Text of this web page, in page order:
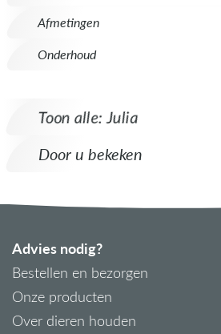
Afmetingen
Onderhoud
Toon alle: Julia
Door u bekeken
Advies nodig?
Bestellen en bezorgen
Onze producten
Over dieren houden